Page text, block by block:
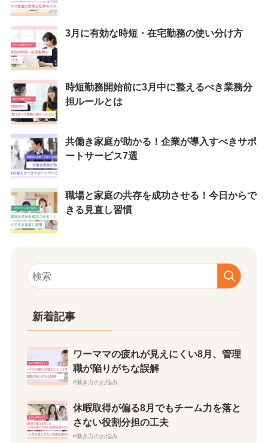
3月に有効な時短・在宅勤務の使い分け方
時短勤務開始前に3月中に整えるべき業務分
担ルールとは
共働き家庭が助かる！企業が導入すべきサポ
ートサービス7選
職場と家庭の共存を成功させる！今日からで
きる見直し習慣
新着記事
ワーママの疲れが見えにくい8月、管理
職が陥りがちな誤解
働き方のお悩み
休暇取得が偏る8月でもチーム力を落と
さない役割分担の工夫
働き方のお悩み